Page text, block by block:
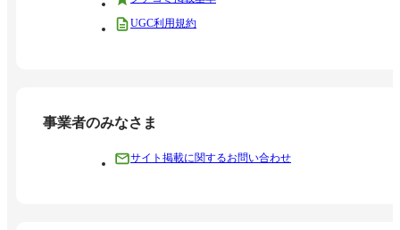
UGC利用規約
事業者のみなさま
サイト掲載に関するお問い合わせ